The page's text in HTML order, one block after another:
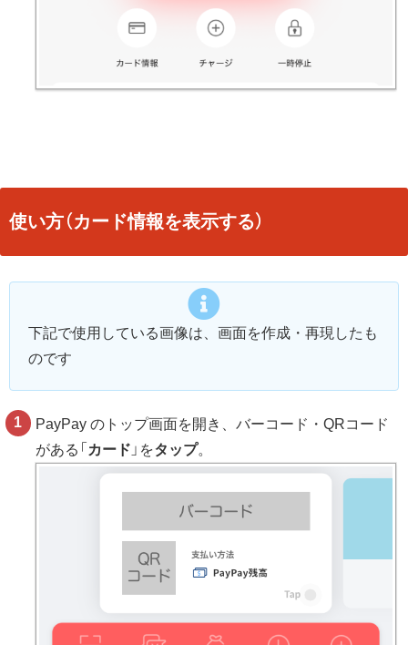
使い方（カード情報を表示する）
下記で使用している画像は、画面を作成・再現したも
のです
PayPay のトップ画面を開き、バーコード・QRコード
がある「 カード 」をタップ。